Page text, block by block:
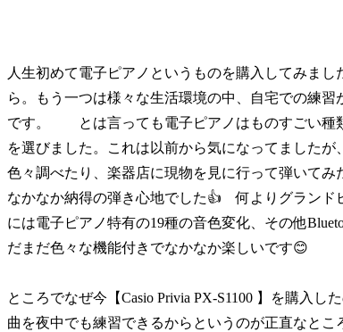
人生初めて電子ピアノというものを購入してみ
ら。もう一つは様々な生活環境の中、自宅での練
です。 とは言っても電子ピアノはものすごい種類
を選びました。これは以前から気になってました
色々調べたり、楽器店に現物を見に行って弾いて
なかなか納得の弾き心地でした👍 何よりグランド
には電子ピアノ特有の19種の音色変化、その他
だまだ色々な機能付きでなかなか楽しいです😊
ところでなぜ今【Casio Privia PX-S1100 】を購入
曲を夜中でも練習できるからというのが正直なと